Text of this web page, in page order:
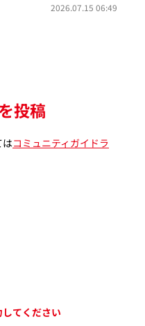
2026.07.15 06:49
投稿
はコミュニティガイドラ
てください